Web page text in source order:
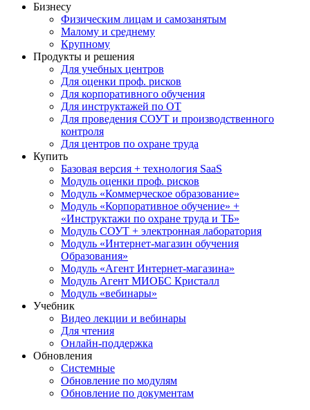
Бизнесу
Физическим лицам и самозанятым
Малому и среднему
Крупному
Продукты и решения
Для учебных центров
Для оценки проф. рисков
Для корпоративного обучения
Для инструктажей по ОТ
Для проведения СОУТ и производственного
контроля
Для центров по охране труда
Купить
Базовая версия + технология SaaS
Модуль оценки проф. рисков
Модуль «Коммерческое образование»
Модуль «Корпоративное обучение» +
«Инструктажи по охране труда и ТБ»
Модуль СОУТ + электронная лаборатория
Модуль «Интернет-магазин обучения
Образования»
Модуль «Агент Интернет-магазина»
Модуль Агент МИОБС Кристалл
Модуль «вебинары»
Учебник
Видео лекции и вебинары
Для чтения
Онлайн-поддержка
Обновления
Системные
Обновление по модулям
Обновление по документам